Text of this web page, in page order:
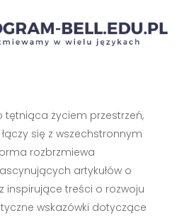
tętniąca życiem przestrzeń,
się z wszechstronnym
rozbrzmiewa
artykułów o
inspirujące treści o rozwoju
wskazówki dotyczące